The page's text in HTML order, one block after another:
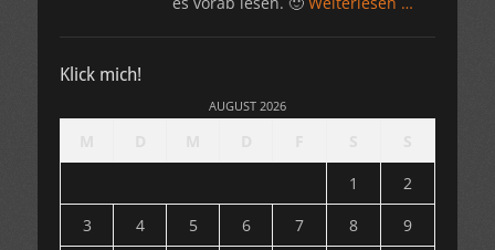
Klick mich!
AUGUST 2026
1
2
3
4 5 6 7 8
9